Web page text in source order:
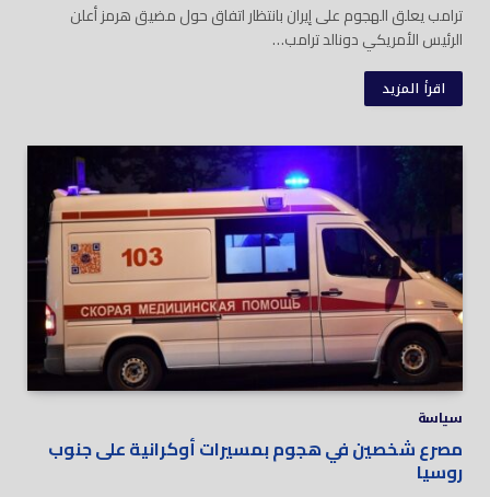
ترامب يعلق الهجوم على إيران بانتظار اتفاق حول مضيق هرمز أعلن
الرئيس الأمريكي دونالد ترامب…
اقرأ المزيد
سياسة
مصرع شخصين في هجوم بمسيرات أوكرانية على جنوب
روسيا